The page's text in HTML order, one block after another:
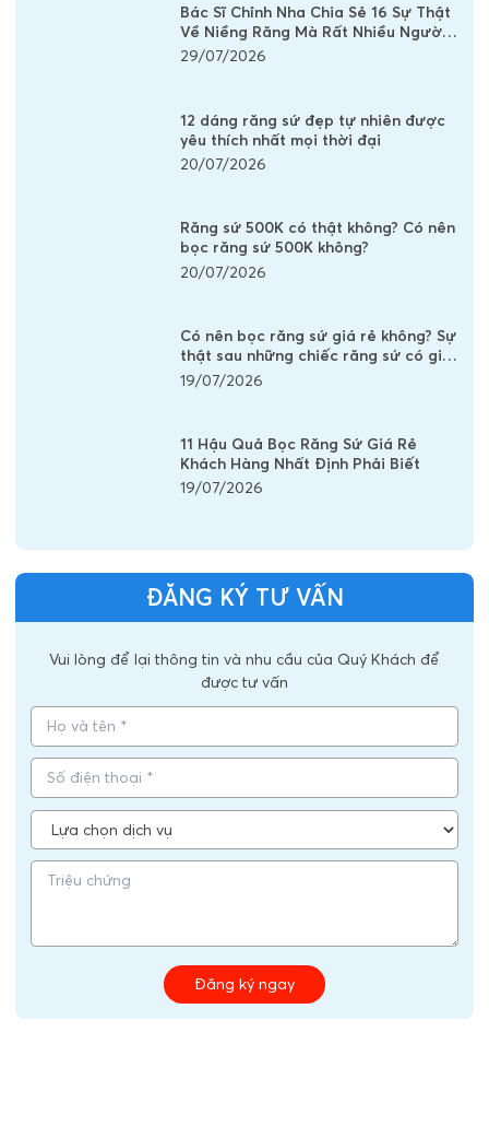
Bác Sĩ Chỉnh Nha Chia Sẻ 16 Sự Thật
Về Niềng Răng Mà Rất Nhiều Người
Vẫn Đang Hiểu Sai
29/07/2026
12 dáng răng sứ đẹp tự nhiên được
yêu thích nhất mọi thời đại
20/07/2026
Răng sứ 500K có thật không? Có nên
bọc răng sứ 500K không?
20/07/2026
Có nên bọc răng sứ giá rẻ không? Sự
thật sau những chiếc răng sứ có giá
vài trăm nghìn
19/07/2026
11 Hậu Quả Bọc Răng Sứ Giá Rẻ
Khách Hàng Nhất Định Phải Biết
19/07/2026
ĐĂNG KÝ TƯ VẤN
Vui lòng để lại thông tin và nhu cầu của Quý Khách để
được tư vấn
Đăng ký ngay